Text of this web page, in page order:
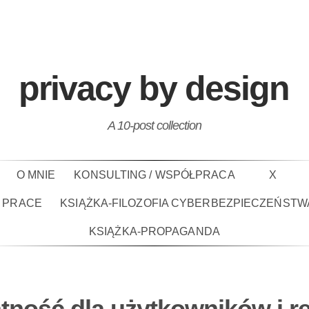
privacy by design
A 10-post collection
O MNIE KONSULTING / WSPÓŁPRACA X
PRACE KSIĄŻKA-FILOZOFIA
KSIĄŻKA-PROPAGANDA